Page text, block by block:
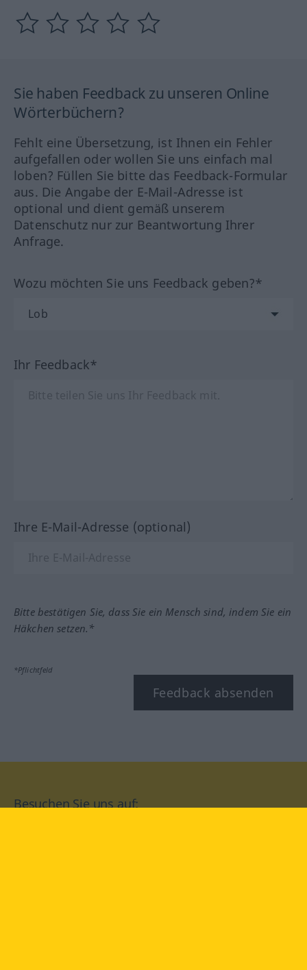
Sie haben Feedback zu unseren Online
Wörterbüchern?
Fehlt eine Übersetzung, ist Ihnen ein Fehler
aufgefallen oder wollen Sie uns einfach mal
loben? Füllen Sie bitte das Feedback-Formular
aus. Die Angabe der E-Mail-Adresse ist
optional und dient gemäß unserem
Datenschutz nur zur Beantwortung Ihrer
Anfrage.
Wozu möchten Sie uns Feedback geben?*
Ihr Feedback*
Ihre E-Mail-Adresse (optional)
Bitte bestätigen Sie, dass Sie ein Mensch sind, indem Sie ein
Häkchen setzen.*
*Pflichtfeld
Feedback absenden
Besuchen Sie uns auf: